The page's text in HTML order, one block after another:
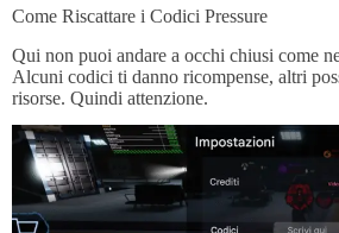
Come Riscattare i Codici Pressure
Qui non puoi andare a occhi chiusi come
Alcuni codici ti danno ricompense, altri
risorse. Quindi attenzione.